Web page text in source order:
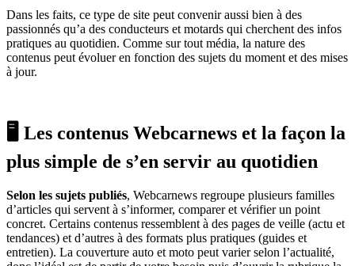
Dans les faits, ce type de site peut convenir aussi bien à des
passionnés qu’a des conducteurs et motards qui cherchent des infos
pratiques au quotidien. Comme sur tout média, la nature des
contenus peut évoluer en fonction des sujets du moment et des mises
à jour.
🖥️ Les contenus Webcarnews et la façon la
plus simple de s’en servir au quotidien
Selon les sujets publiés, Webcarnews regroupe plusieurs familles
d’articles qui servent à s’informer, comparer et vérifier un point
concret. Certains contenus ressemblent à des pages de veille (actu et
tendances) et d’autres à des formats plus pratiques (guides et
entretien). La couverture auto et moto peut varier selon l’actualité,